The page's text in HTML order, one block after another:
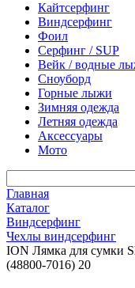
Кайтсерфинг
Виндсерфинг
Фоил
Серфинг / SUP
Вейк / водные
Сноуборд
Горные лыжи
Зимняя одежда
Летняя одежда
Аксессуары
Мото
Главная
Каталог
Виндсерфинг
Чехлы виндсерфинг
ION Лямка для сумки
(48800-7016) 20